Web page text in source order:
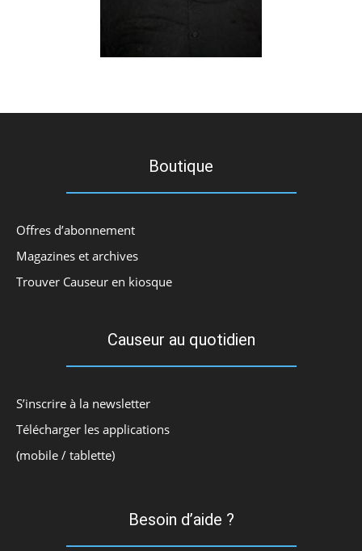
Boutique
Offres d’abonnement
Magazines et archives
Trouver Causeur en kiosque
Causeur au quotidien
S’inscrire à la newsletter
Télécharger les applications
(mobile / tablette)
Besoin d’aide ?